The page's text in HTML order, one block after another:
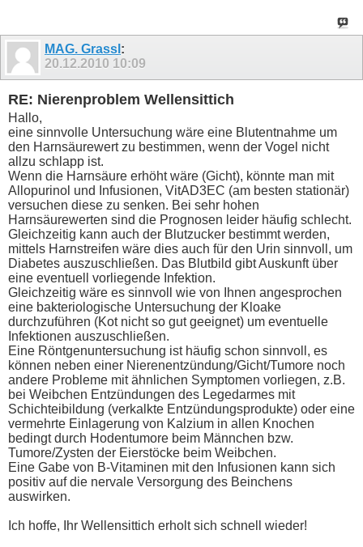
MAG. Grassl :
20.12.2010 10:09
RE: Nierenproblem Wellensittich
Hallo,
eine sinnvolle Untersuchung wäre eine Blutentnahme um
den Harnsäurewert zu bestimmen, wenn der Vogel nicht
allzu schlapp ist.
Wenn die Harnsäure erhöht wäre (Gicht), könnte man mit
Allopurinol und Infusionen, VitAD3EC (am besten stationär)
versuchen diese zu senken. Bei sehr hohen
Harnsäurewerten sind die Prognosen leider häufig schlecht.
Gleichzeitig kann auch der Blutzucker bestimmt werden,
mittels Harnstreifen wäre dies auch für den Urin sinnvoll, um
Diabetes auszuschließen. Das Blutbild gibt Auskunft über
eine eventuell vorliegende Infektion.
Gleichzeitig wäre es sinnvoll wie von Ihnen angesprochen
eine bakteriologische Untersuchung der Kloake
durchzuführen (Kot nicht so gut geeignet) um eventuelle
Infektionen auszuschließen.
Eine Röntgenuntersuchung ist häufig schon sinnvoll, es
können neben einer Nierenentzündung/Gicht/Tumore noch
andere Probleme mit ähnlichen Symptomen vorliegen, z.B.
bei Weibchen Entzündungen des Legedarmes mit
Schichteibildung (verkalkte Entzündungsprodukte) oder eine
vermehrte Einlagerung von Kalzium in allen Knochen
bedingt durch Hodentumore beim Männchen bzw.
Tumore/Zysten der Eierstöcke beim Weibchen.
Eine Gabe von B-Vitaminen mit den Infusionen kann sich
positiv auf die nervale Versorgung des Beinchens
auswirken.
Ich hoffe, Ihr Wellensittich erholt sich schnell wieder!